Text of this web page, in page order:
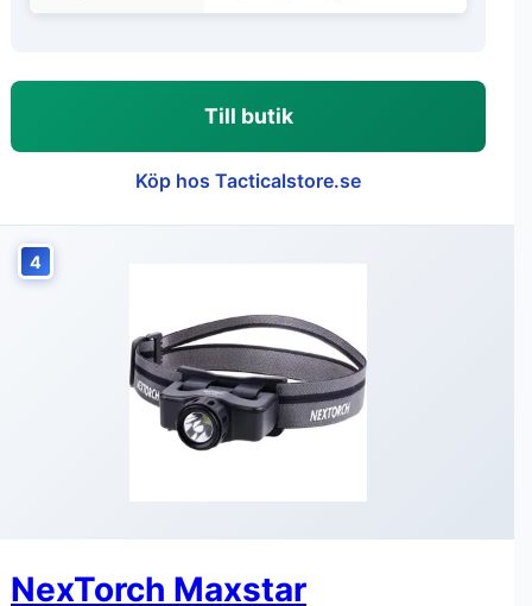
Till butik
Köp hos Tacticalstore.se
4
NexTorch Maxstar